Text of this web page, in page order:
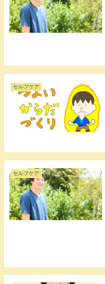
セルフケア
セルフケア